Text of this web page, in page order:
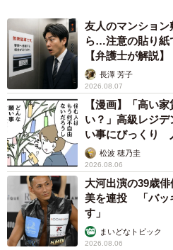
友人のマンショ
ら…注意の貼り紙
【弁護士が解説】
長澤 芳子
2026.08.07
【漫画】「高い
い？」高級レジ
い事にびっくり
松波 穂乃圭
2026.08.06
大河出演の39歳
美を連投 「バッ
す」
まいどなトピック
2026.08.06